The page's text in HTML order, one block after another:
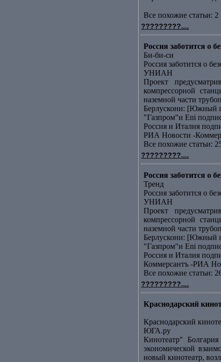
Все похожие статьи: 2
?????????....
Россия заботится о
Би-би-си
Россия заботится о
УНИАН
Проект
компрессорной
наземной части
Берлускони: [Южный
"Газпром"и Еni
Россия и Италия
РИА Новости -
Все похожие статьи:
?????????....
Россия заботится о
Тренд
Россия заботится о
УНИАН
Проект
компрессорной
наземной части
Берлускони: [Южный
"Газпром"и Еni
Россия и Италия
Коммерсантъ -РИА
Все похожие статьи:
?????????....
Краснодарский
Краснодарский
ЮГА.ру
Кинотеатр"
экономической
новый кинотеатр,